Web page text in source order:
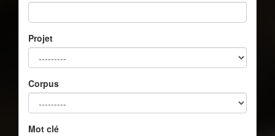
Projet
Corpus
Mot clé